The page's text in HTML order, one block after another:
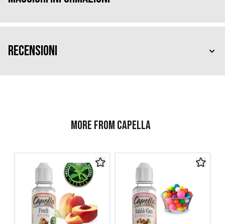
Recensioni
More from Capella